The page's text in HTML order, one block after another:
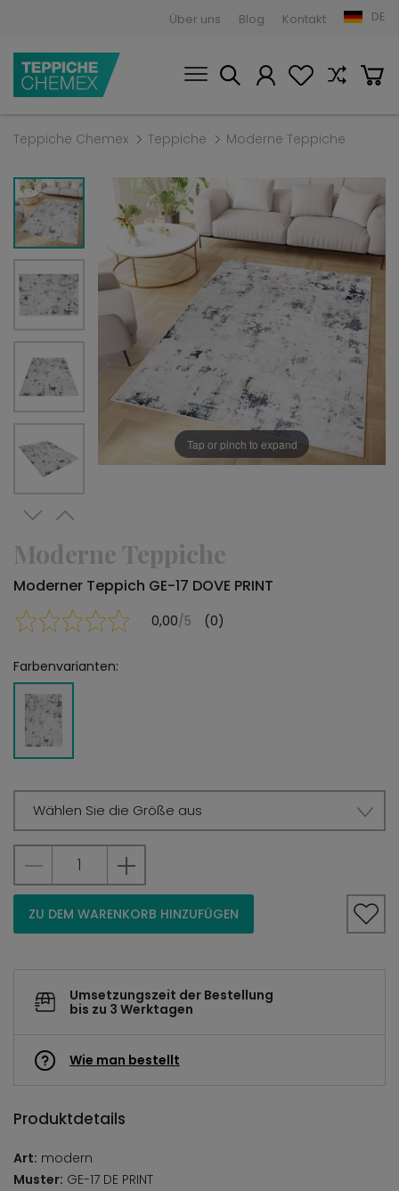
Über uns Blog Kontakt DE
Teppiche Chemex Teppiche Moderne Teppiche
Tap or pinch to expand
Moderne Teppiche
Moderner Teppich GE-17 DOVE PRINT
0,00/5 (0)
Farbenvarianten:
Wählen Sie die Größe aus
ZU DEM WARENKORB HINZUFÜGEN
Umsetzungszeit der Bestellung
bis zu 3 Werktagen
Wie man bestellt
Produktdetails
Art: modern
Muster: GE-17 DE PRINT